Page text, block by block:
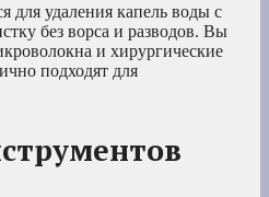
для удаления капель воды с
без ворса и разводов. Вы
и хирургические
подходят для